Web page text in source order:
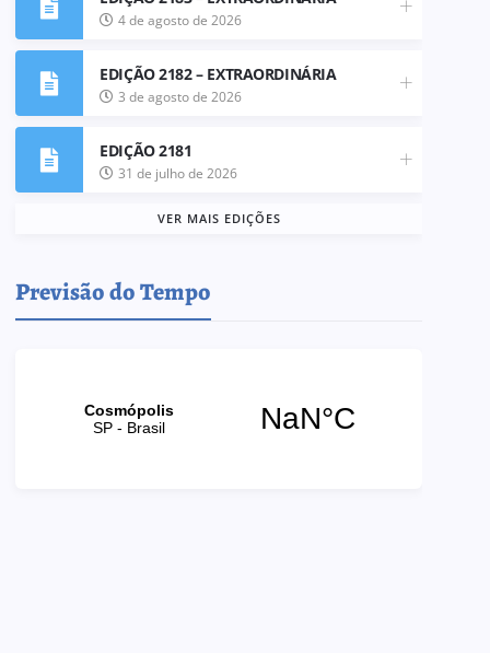
4 de agosto de 2026
EDIÇÃO 2182 – EXTRAORDINÁRIA
3 de agosto de 2026
EDIÇÃO 2181
31 de julho de 2026
VER MAIS EDIÇÕES
Previsão do Tempo